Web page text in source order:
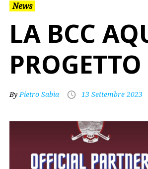
News
LA BCC
ByPietro Sabia 13 Settembre 2023